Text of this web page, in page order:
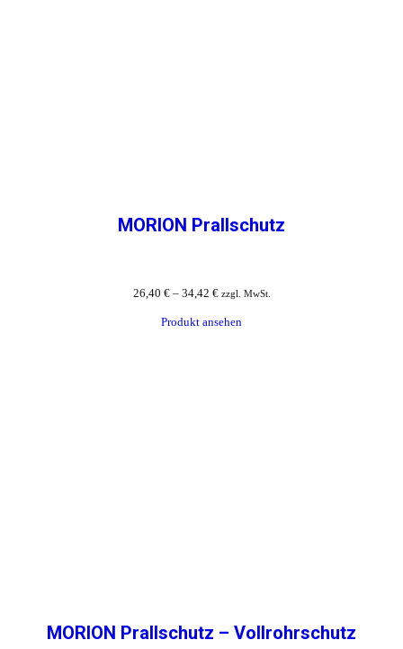
MORION Prallschutz
26,40 €– 34,42 € zzgl. MwSt.
Produkt ansehen
MORION Prallschutz – Vollrohrschutz